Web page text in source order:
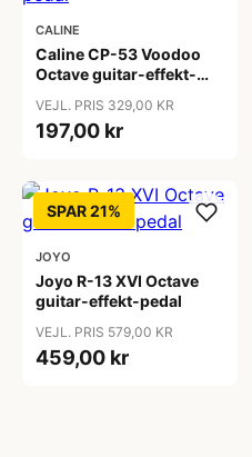
CALINE
Caline CP-53 Voodoo
Octave guitar-effekt-
VEJL. PRIS 329,00 KR
197,00 kr
SPAR 21%
JOYO
Joyo R-13 XVI Octave
guitar-effekt-pedal
VEJL. PRIS 579,00 KR
459,00 kr